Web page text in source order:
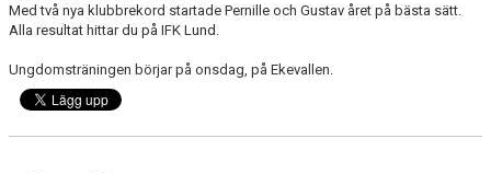
Med två nya klubbrekord startade Pernille och Gustav året på bästa sätt.
Alla resultat hittar du på IFK Lund.
Ungdomsträningen börjar på onsdag, på Ekevallen.